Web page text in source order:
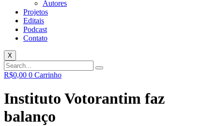
Autores
Projetos
Editais
Podcast
Contato
X
R$0,00 0 Carrinho
Instituto Votorantim faz
balanço